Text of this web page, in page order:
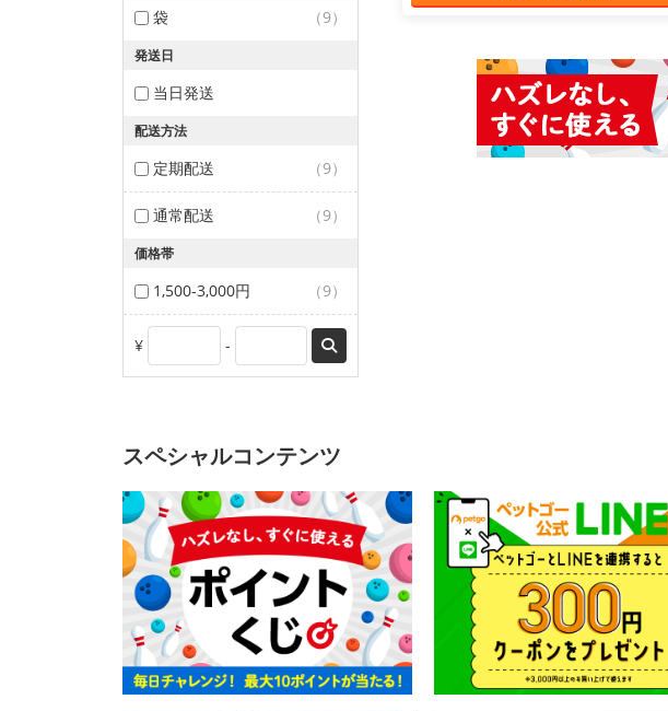
袋 （9）
発送日
当日発送
配送方法
定期配送 （9）
通常配送 （9）
価格帯
1,500-3,000円 （9）
¥ -
スペシャルコンテンツ